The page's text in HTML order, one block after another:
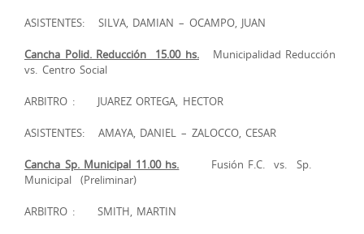
ASISTENTES: SILVA, DAMIAN – OCAMPO, JUAN
Cancha Polid. Reducción 15.00 hs. Municipalidad Reducción
vs. Centro Social
ARBITRO : JUAREZ ORTEGA, HECTOR
ASISTENTES: AMAYA, DANIEL – ZALOCCO, CESAR
Cancha Sp. Municipal 11.00 hs. Fusión F.C. vs. Sp.
Municipal (Preliminar)
ARBITRO : SMITH, MARTIN